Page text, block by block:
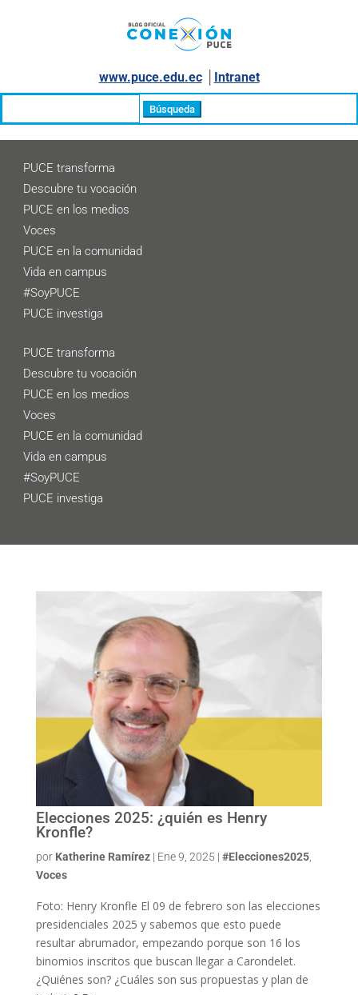
www.puce.edu.ec│ Intranet
PUCE transforma
Descubre tu vocación
PUCE en los medios
Voces
PUCE en la comunidad
Vida en campus
#SoyPUCE
PUCE investiga
PUCE transforma
Descubre tu vocación
PUCE en los medios
Voces
PUCE en la comunidad
Vida en campus
#SoyPUCE
PUCE investiga
Elecciones 2025: ¿quién es Henry
Kronfle?
por Katherine Ramírez| Ene 9, 2025 | #Elecciones2025,
Voces
Foto: Henry Kronfle El 09 de febrero son las elecciones
presidenciales 2025 y sabemos que esto puede
resultar abrumador, empezando porque son 16 los
binomios inscritos que buscan llegar a Carondelet.
¿Quiénes son? ¿Cuáles son sus propuestas y plan de